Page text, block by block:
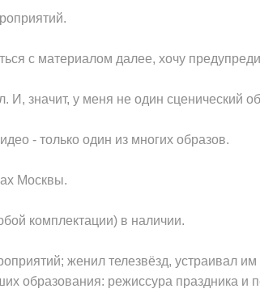
с материалом далее, хочу
И, значит, у меня не один сценический
- только один из многих образов.
Москвы.
комплектации) в наличии.
женил телезвёзд, устраивал им
образования: режиссура праздника и